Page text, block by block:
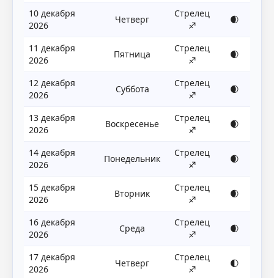
10 декабря
2026
Четверг
Стрелец
♐
🌒
11 декабря
2026
Пятница
Стрелец
♐
🌒
12 декабря
2026
Суббота
Стрелец
♐
🌒
13 декабря
2026
Воскресенье
Стрелец
♐
🌒
14 декабря
2026
Понедельник
Стрелец
♐
🌒
15 декабря
2026
Вторник
Стрелец
♐
🌒
16 декабря
2026
Среда
Стрелец
♐
🌒
17 декабря
2026
Четверг
Стрелец
♐
🌓